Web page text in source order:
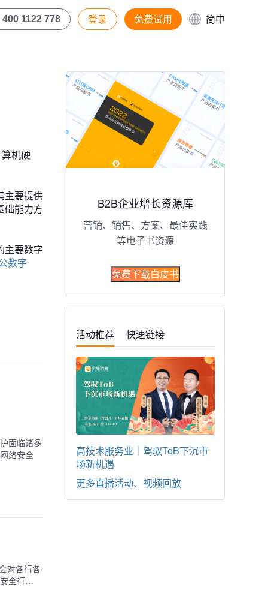
400 1122 778 登录 免费试用 简中
机硬
主要提供
础能力方
主要数字
数字
面临诸多
络安全
对各行各
安全行…
B2B企业增长资源库
营销、销售、方案、最佳实践
等电子书资源
免费下载白皮书
活动推荐 快速链接
高技术服务业｜驾驭ToB下沉市
场新机遇
更多直播活动、视频回放